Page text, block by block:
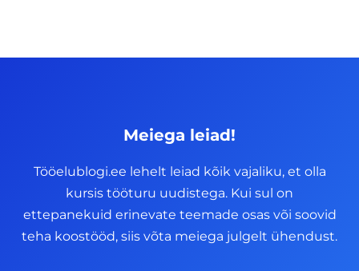
Meiega leiad!
Tööelublogi.ee lehelt leiad kõik vajaliku, et olla
kursis tööturu uudistega. Kui sul on
ettepanekuid erinevate teemade osas või soovid
teha koostööd, siis võta meiega julgelt ühendust.